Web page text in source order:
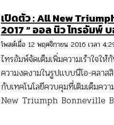
เปิดตัว : All New
2017 “ ออล นิว ไทรอัมพ์
โพสต์เมื่อ 12 พฤศจิกายน 2016 เวลา
ไทรอัมพ์จัดเต็มเพิ่มความเร้าใจ
ความงดงามในรูปแบบนีโอ-คลา
กับเทคโนโลยีควบคุมที่เติมเต็มค
New Triumph Bonneville